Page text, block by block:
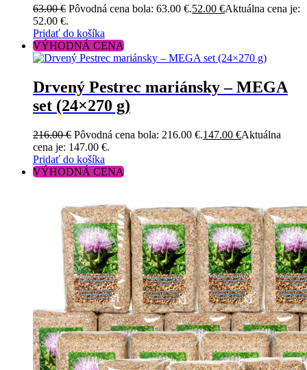
63.00€ Pôvodná cena bola: 63.00 €.52.00 €Aktuálna cena je:
52.00 €.
Pridať do košíka
VÝHODNÁ CENA
Drvený Pestrec mariánsky – MEGA
set (24×270 g)
216.00€ Pôvodná cena bola: 216.00 €.147.00 €Aktuálna
cena je: 147.00 €.
Pridať do košíka
VÝHODNÁ CENA